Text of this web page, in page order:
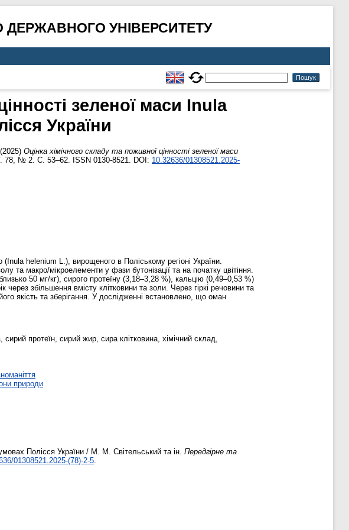
УНІВЕРСИТЕТУ
зеленої маси Inula
України
(2025) Оцінка хімічного складу та поживної цінності зеленої маси
Т. 78, № 2. С. 53–62. ISSN 0130-8521. DOI: 10.32636/01308521.2025-
helenium L.), вирощеного в Поліському регіоні України.
та макро/мікроелементи у фази бутонізації та на початку цвітіння.
50 мг/кг), сирого протеїну (3,18–3,28 %), кальцію (0,49–0,53 %)
збільшення вмісту клітковини та золи. Через гіркі речовини та
якість та зберігання. У дослідженні встановлено, що оман
протеїн, сирий жир, сира клітковина, хімічний склад,
природи
Полісся України / М. М. Світельський та ін. Передгірне та
01308521.2025-(78)-2-5